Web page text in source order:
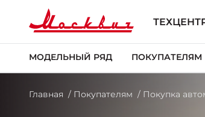
МОДЕЛЬНЫЙ РЯД ПОКУПАТЕЛЯМ
Главная Покупателям Покупка